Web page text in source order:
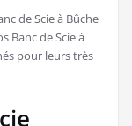
de Scie à Bûche
Banc de Scie à
pour leurs très